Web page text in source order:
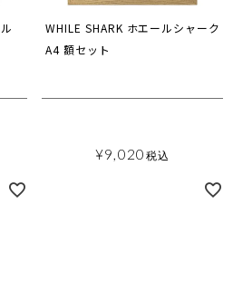
WHILE SHARK ホエールシャーク
A4 額セット
¥9,020 税込